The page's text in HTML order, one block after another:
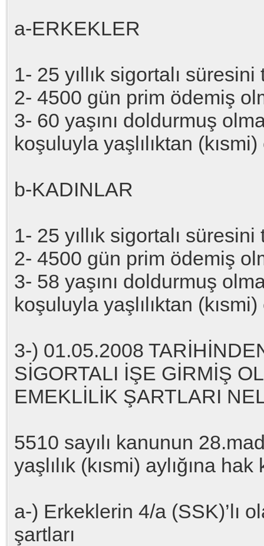
a-ERKEKLER
1- 25 yıllık sigortalı
2- 4500 gün prim ödemiş
3- 60 yaşını doldurmuş
koşuluyla yaşlılıktan
b-KADINLAR
1- 25 yıllık sigortalı
2- 4500 gün prim ödemiş
3- 58 yaşını doldurmuş
koşuluyla yaşlılıktan
3-) 01.05.2008
SİGORTALI İŞE GİRMİŞ
EMEKLİLİK ŞARTLARI
5510 sayılı kanunun
yaşlılık (kısmi) aylığına
a-) Erkeklerin 4/a (SSK)’lı
şartları